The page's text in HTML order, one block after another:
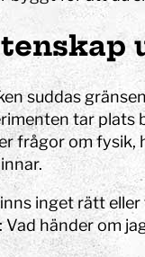
Att göra i
suddas
tar plats
frågor om fysik,
inget rätt eller
Vad händer om